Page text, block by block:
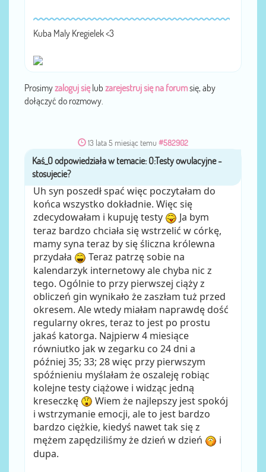
Kuba Maly Kregielek <3
Prosimyzaloguj sięlub zarejestruj się na forumsię, aby
dołączyć do rozmowy.
13 lata 5 miesiąc temu #582902
przezKaś_O
Uh syn poszedł spać więc poczytałam do
końca wszystko dokładnie. Więc się
zdecydowałam i kupuję testy
Ja bym
teraz bardzo chciała się wstrzelić w córkę,
mamy syna teraz by się śliczna królewna
przydała
Teraz patrzę sobie na
kalendarzyk internetowy ale chyba nic z
tego. Ogólnie to przy pierwszej ciąży z
obliczeń gin wynikało że zaszłam tuż przed
okresem. Ale wtedy miałam naprawdę dość
regularny okres, teraz to jest po prostu
jakaś katorga. Najpierw 4 miesiące
równiutko jak w zegarku co 24 dni a
później 35; 33; 28 więc przy pierwszym
spóźnieniu myślałam że oszaleję robiąc
kolejne testy ciążowe i widząc jedną
kreseczkę
Wiem że najlepszy jest spokój
i wstrzymanie emocji, ale to jest bardzo
bardzo ciężkie, kiedyś nawet tak się z
mężem zapędziliśmy że dzień w dzień
i
dupa.